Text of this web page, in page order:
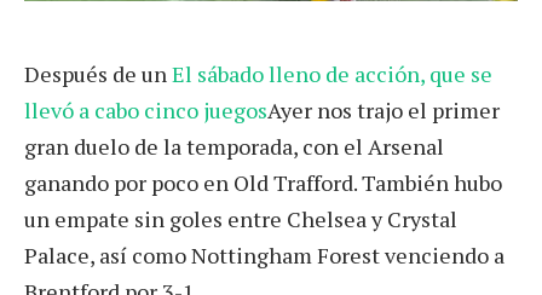
Después de un El sábado lleno de acción, que se
llevó a cabo cinco juegosAyer nos trajo el primer
gran duelo de la temporada, con el Arsenal
ganando por poco en Old Trafford. También hubo
un empate sin goles entre Chelsea y Crystal
Palace, así como Nottingham Forest venciendo a